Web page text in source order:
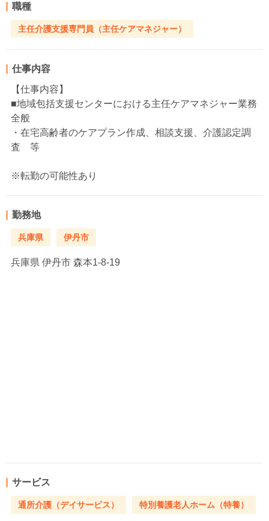
職種
主任介護支援専門員（主任ケアマネジャー）
仕事内容
【仕事内容】
■地域包括支援センターにおける主任ケアマネジャー業務
全般
・在宅高齢者のケアプラン作成、相談支援、介護認定調
査 等
※転勤の可能性あり
勤務地
兵庫県 伊丹市
兵庫県 伊丹市 森本1-8-19
サービス
通所介護（デイサービス） 特別養護老人ホーム（特養）